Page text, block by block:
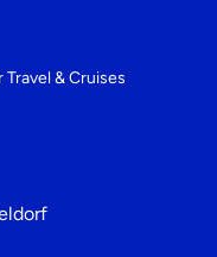
Travel & Cruises